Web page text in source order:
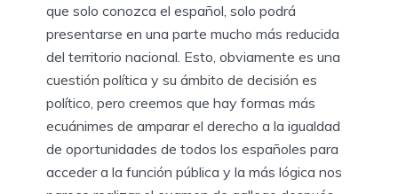
que solo conozca el español, solo podrá
presentarse en una parte mucho más reducida
del territorio nacional. Esto, obviamente es una
cuestión política y su ámbito de decisión es
político, pero creemos que hay formas más
ecuánimes de amparar el derecho a la igualdad
de oportunidades de todos los españoles para
acceder a la función pública y la más lógica nos